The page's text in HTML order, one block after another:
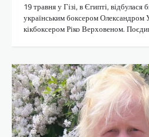
19 травня у Гізі, в Єгипті, відбулася
українським боксером Олександром
кікбоксером Ріко Верховеном.